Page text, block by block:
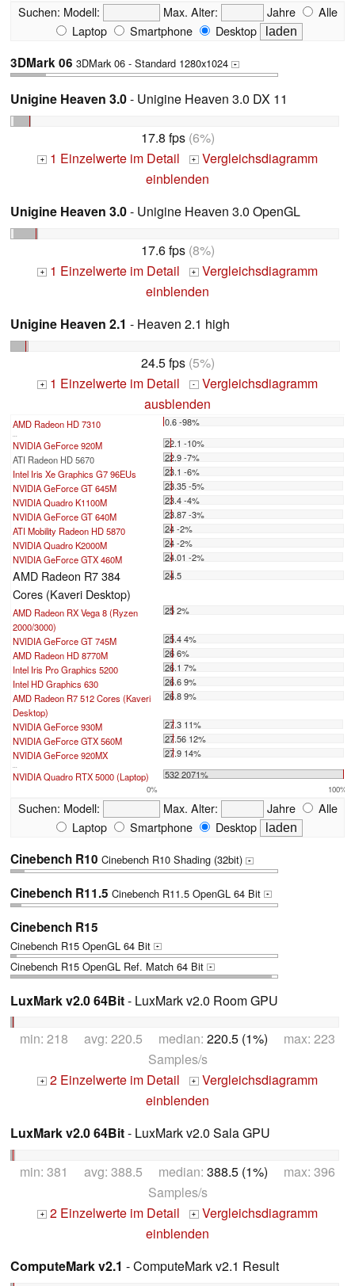
Suchen: Modell: Max. Alter: Jahre
Alle
Laptop
Smartphone Desktop
3DMark 06 3DMark 06 - Standard 1280x1024 +
Unigine Heaven 3.0- Unigine Heaven 3.0 DX 11
17.8 fps(6%)
+ 1 Einzelwerte im Detail + Vergleichsdiagramm
einblenden
Unigine Heaven 3.0- Unigine Heaven 3.0 OpenGL
17.6 fps(8%)
+ 1 Einzelwerte im Detail + Vergleichsdiagramm
einblenden
Unigine Heaven 2.1 - Heaven 2.1 high
24.5 fps(5%)
+ 1 Einzelwerte im Detail - Vergleichsdiagramm
ausblenden
AMD Radeon HD 7310 0.6 -98%
...
NVIDIA GeForce 920M
22.1 -10%
ATI Radeon HD 5670
22.9 -7%
Intel Iris Xe Graphics G7 96EUs
23.1 -6%
NVIDIA GeForce GT 645M
23.35 -5%
NVIDIA Quadro K1100M
23.4 -4%
NVIDIA GeForce GT 640M
23.87 -3%
ATI Mobility Radeon HD 5870
24 -2%
NVIDIA Quadro K2000M
24 -2%
NVIDIA GeForce GTX 460M
24.01 -2%
AMD Radeon R7 384
Cores (Kaveri Desktop)
24.5
AMD Radeon RX Vega 8 (Ryzen
2000/3000)
25 2%
NVIDIA GeForce GT 745M
25.4 4%
AMD Radeon HD 8770M
26 6%
Intel Iris Pro Graphics 5200
26.1 7%
Intel HD Graphics 630
26.6 9%
AMD Radeon R7 512 Cores (Kaveri
Desktop)
26.8 9%
NVIDIA GeForce 930M
27.3 11%
NVIDIA GeForce GTX 560M
27.56 12%
NVIDIA GeForce 920MX
27.9 14%
...
NVIDIA Quadro RTX 5000 (Laptop) 532 2071%
0% 100%
Suchen: Modell: Max. Alter: Jahre
Alle
Laptop
Smartphone Desktop
Cinebench R10 Cinebench R10 Shading (32bit) +
Cinebench R11.5 Cinebench R11.5 OpenGL 64 Bit +
Cinebench R15
Cinebench R15 OpenGL 64 Bit +
Cinebench R15 OpenGL Ref. Match 64 Bit +
LuxMark v2.0 64Bit- LuxMark v2.0 Room GPU
min: 218 avg: 220.5 median: 220.5 (1%) max: 223
Samples/s
+ 2 Einzelwerte im Detail + Vergleichsdiagramm
einblenden
LuxMark v2.0 64Bit- LuxMark v2.0 Sala GPU
min: 381 avg: 388.5 median: 388.5 (1%) max: 396
Samples/s
+ 2 Einzelwerte im Detail + Vergleichsdiagramm
einblenden
ComputeMark v2.1 - ComputeMark v2.1 Result